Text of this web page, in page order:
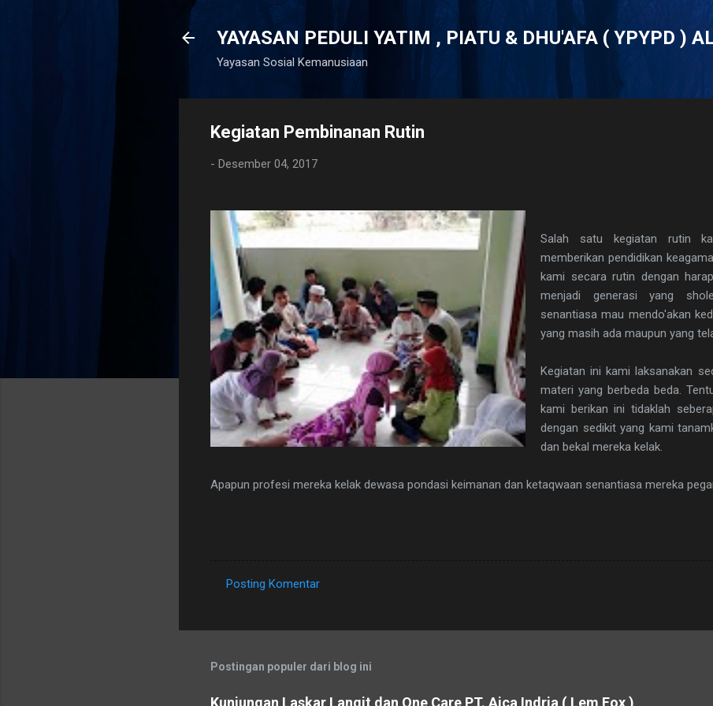
YAYASAN PEDULI YATIM , PIATU & DHU'AFA ( YPYPD )
Yayasan Sosial Kemanusiaan
Kegiatan Pembinanan Rutin
- Desember 04, 2017
Salah satu kegiatan rutin
memberikan pendidikan
kami secara rutin dengan
menjadi generasi yang
senantiasa mau mendo'akan
yang masih ada maupun yang
Kegiatan ini kami laksanakan
materi yang berbeda beda.
kami berikan ini tidaklah
dengan sedikit yang kami
dan bekal mereka kelak.
Apapun profesi mereka kelak dewasa pondasi keimanan dan ketaqwaan senantiasa mereka
e
Posting Komentar
Postingan populer dari blog ini
Kunjungan Laskar Langit dan One Care PT. Aica Indria ( Lem Fox )